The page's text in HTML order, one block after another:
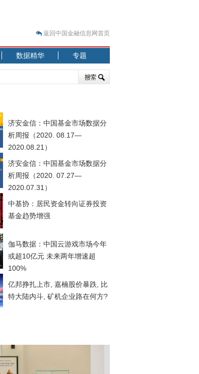
返回中国金融信息网首页
数据精华 专题
济安金信：中国基金市场数据分
析周报（2020. 08.17—
2020.08.21）
济安金信：中国基金市场数据分
析周报（2020. 07.27—
2020.07.31）
中基协：居民资金转向证券投资
基金趋势增强
伽马数据：中国云游戏市场今年
或超10亿元 未来两年增速超
100%
亿邦挣扎上市, 嘉楠股价暴跌, 比
特大陆内斗, 矿机企业路在何方?